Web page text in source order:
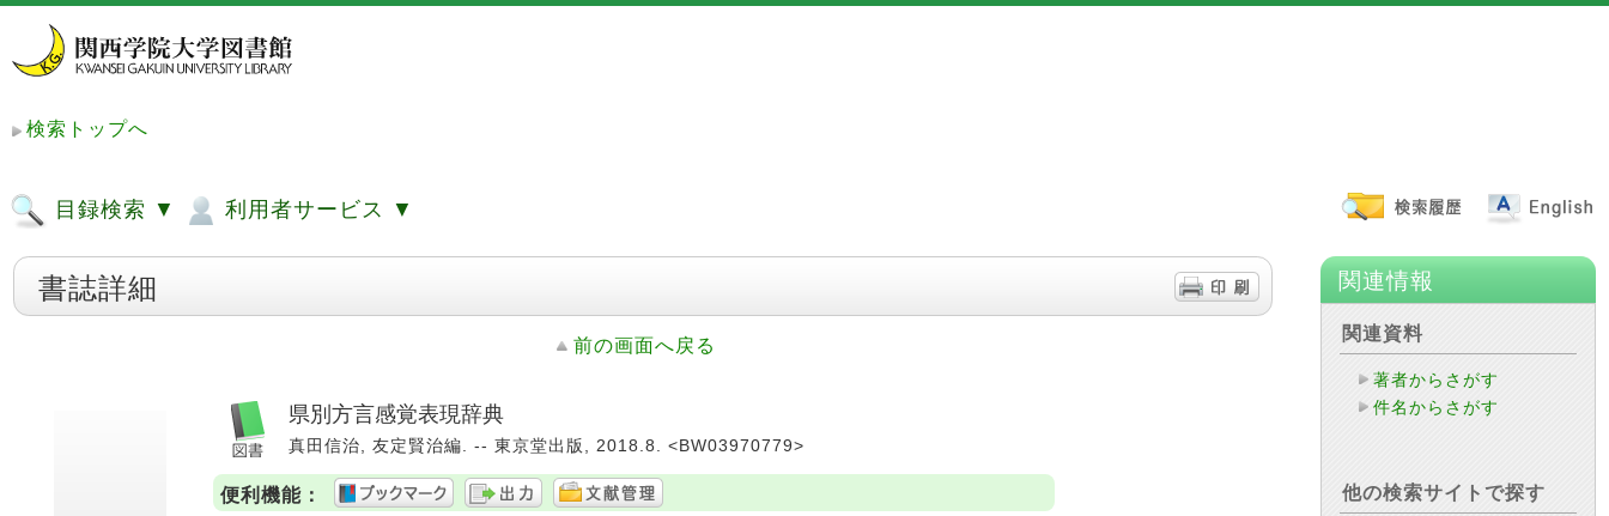
検索トップへ
目録検索 ▼ 利用者サービス ▼
書誌詳細
前の画面へ戻る
県別方言感覚表現辞典
真田信治, 友定賢治編. -- 東京堂出版, 2018.8. <BW03970779>
便利機能：
関連情報
関連資料
著者からさがす
件名からさがす
他の検索サイトで探す